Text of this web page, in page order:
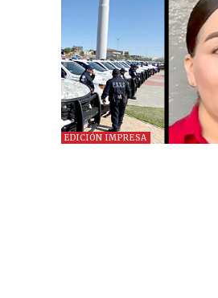
EDICIÓN IMPRESA